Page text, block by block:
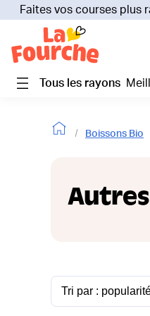
Faites vos courses plus
Tous les rayons
Boissons Bio